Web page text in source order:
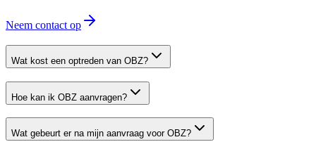
Neem contact op
Wat kost een optreden van OBZ?
Hoe kan ik OBZ aanvragen?
Wat gebeurt er na mijn aanvraag voor OBZ?